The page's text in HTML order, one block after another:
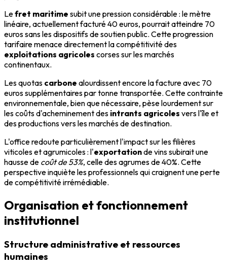
Lefret maritime subit une pression considérable : le mètre
linéaire, actuellement facturé 40 euros, pourrait atteindre 70
euros sans les dispositifs de soutien public. Cette progression
tarifaire menace directement la compétitivité des
exploitations agricoles corses sur les marchés
continentaux.
Les quotas carbone alourdissent encore la facture avec 70
euros supplémentaires par tonne transportée. Cette contrainte
environnementale, bien que nécessaire, pèse lourdement sur
les coûts d'acheminement des intrants agricoles vers l'île et
des productions vers les marchés de destination.
L'office redoute particulièrement l'impact sur les filières
viticoles et agrumicoles : l'exportationde vins subirait une
hausse de coût de 53%, celle des agrumes de 40%. Cette
perspective inquiète les professionnels qui craignent une perte
de compétitivité irrémédiable.
Organisation et fonctionnement
institutionnel
Structure administrative et ressources
humaines